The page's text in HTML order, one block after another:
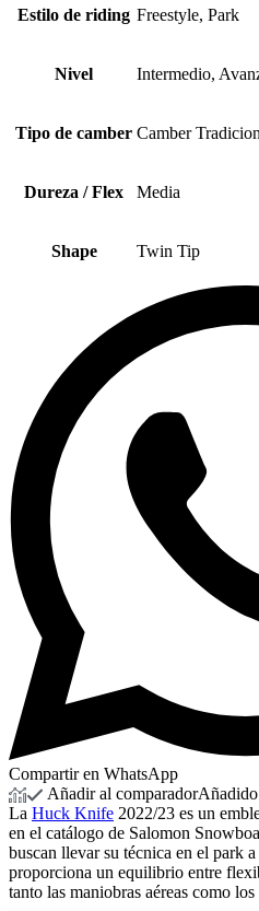
Estilo de riding Freestyle, Park
Nivel Intermedio,
Tipo de camber Camber
Dureza / Flex Media
Shape Twin Tip
Compartir en WhatsApp
Añadir al comparador
La Huck Knife 2022/23 es un
en el catálogo de Salomon
buscan llevar su técnica en el park
proporciona un equilibrio entre
tanto las maniobras aéreas como